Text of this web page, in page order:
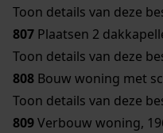
Toon details van deze
807 Plaatsen 2
Toon details van deze
808 Bouw woning met
Toon details van deze
809Verbouw woning,